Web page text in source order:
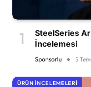
SteelSeries
İncelemesi
Sponsorlu 5
ÜRÜN İNCELEMELERI